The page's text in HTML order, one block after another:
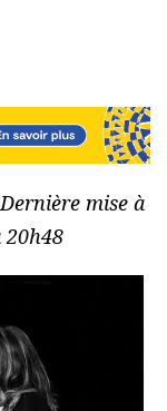
mise à
20h48